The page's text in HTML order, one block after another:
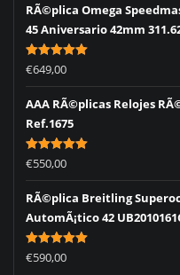
RÃ©plica Omega
45 Aniversario 42mm
Rated5.00
out of 5
€649,00
AAA RÃ©plicas Relojes
Ref.1675
Rated5.00
out of 5
€550,00
RÃ©plica Breitling
AutomÃ¡tico 42
Rated5.00
out of 5
€590,00